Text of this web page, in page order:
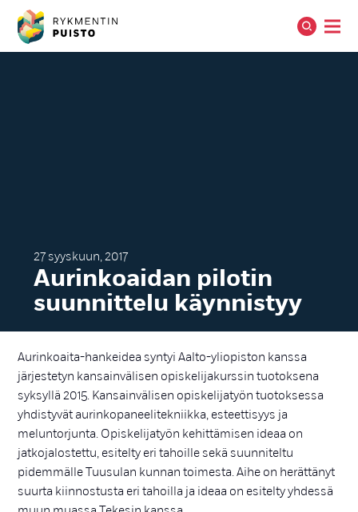
27 syyskuun, 2017
Au­rin­koai­dan pi­lo­tin
suun­nit­te­lu käyn­nis­tyy
Aurinkoaita-hankeidea syntyi Aalto-yliopiston kanssa
järjestetyn kansainvälisen opiskelijakurssin tuotoksena
syksyllä 2015. Kansainvälisen opiskelijatyön tuotoksessa
yhdistyvät aurinkopaneelitekniikka, esteettisyys ja
meluntorjunta. Opiskelijatyön kehittämisen ideaa on
jatkojalostettu, esitelty eri tahoille sekä suunniteltu
pidemmälle Tuusulan kunnan toimesta. Aihe on herättänyt
suurta kiinnostusta eri tahoilla ja ideaa on esitelty yhdessä